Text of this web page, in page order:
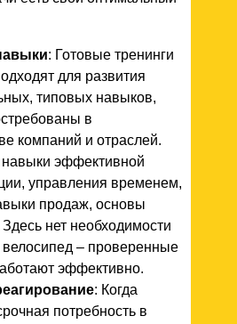
: Готовые тренинги
для развития
типовых навыков,
в
компаний и отраслей.
эффективной
управления временем,
продаж, основы
нет необходимости
велосипед – проверенные
эффективно.
: Когда
потребность в